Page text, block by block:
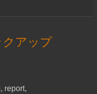
アップ
report,